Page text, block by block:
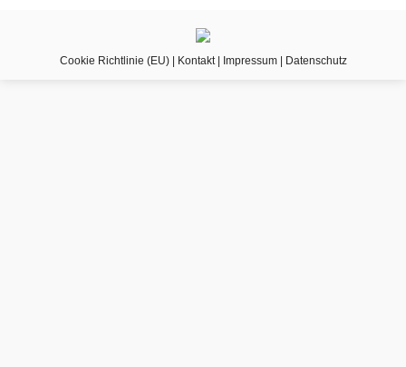
Cookie Richtlinie (EU)| Kontakt| Impressum| Datenschutz